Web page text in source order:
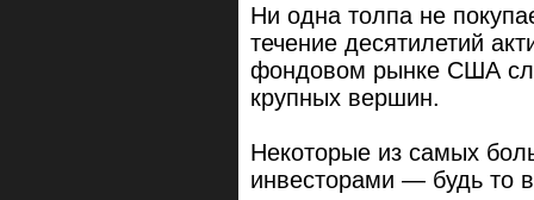
Ни одна толпа не
течение десятилетий
фондовом рынке США
крупных вершин.
Некоторые из самых
инвесторами — будь то